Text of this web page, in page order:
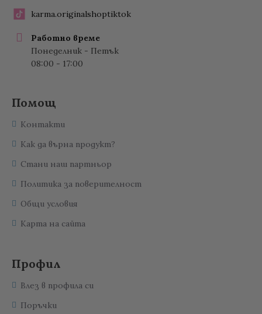
karma.originalshoptiktok
Работно време
Понеделник - Петък
08:00 - 17:00
Помощ
Контакти
Как да върна продукт?
Стани наш партньор
Политика за поверителност
Общи условия
Карта на сайта
Профил
Влез в профила си
Поръчки